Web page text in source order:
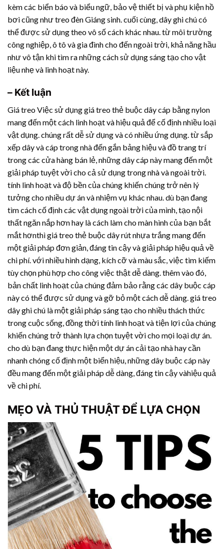
kèm các biển báo và biểu ngữ, bảo vệ thiết bị và phụ kiện hồ
bơi cũng như treo đèn Giáng sinh. cuối cùng, dây ghi chú có
thể được sử dụng theo vô số cách khác nhau. từ môi trường
công nghiệp, ô tô và gia đình cho đến ngoài trời, khả năng hầu
như vô tận khi tìm ra những cách sử dụng sáng tạo cho vật
liệu nhẹ và linh hoạt này.
– Kết luận
Giá treo Việc sử dụng giá treo thẻ buộc dây cáp bằng nylon
mang đến một cách linh hoạt và hiệu quả để cố định nhiều loại
vật dụng. chúng rất dễ sử dụng và có nhiều ứng dụng. từ sắp
xếp dây và cáp trong nhà đến gắn bảng hiệu và đồ trang trí
trong các cửa hàng bán lẻ, những dây cáp này mang đến một
giải pháp tuyệt vời cho cả sử dụng trong nhà và ngoài trời.
tính linh hoạt và độ bền của chúng khiến chúng trở nên lý
tưởng cho nhiều dự án và nhiệm vụ khác nhau. dù bạn đang
tìm cách cố định các vật dụng ngoài trời của mình, tạo nội
thất ngăn nắp hơn hay là cách làm cho màn hình của bạn bắt
mắt hơnthì giá treo thẻ buộc dây rút nhựatrắng mang đến
một giải pháp đơn giản, đáng tin cậy và giải pháp hiệu quả về
chi phí. với nhiều hình dạng, kích cỡ và màu sắc, việc tìm kiếm
tùy chọn phù hợp cho công việc thật dễ dàng. thêm vào đó,
bản chất linh hoạt của chúng đảm bảo rằng các dây buộc cáp
này có thể được sử dụng và gỡ bỏ một cách dễ dàng. giá treo
dây ghi chú là một giải pháp sáng tạo cho nhiều thách thức
trong cuộc sống, đồng thời tính linh hoạt và tiện lợi của chúng
khiến chúng trở thành lựa chọn tuyệt vời cho mọi loại dự án.
cho dù bạn đang thực hiện một dự án cải tạo nhà hay cần
nhanh chóng cố định một biển hiệu, những dây buộc cáp này
đều mang đến một giải pháp dễ dàng, đáng tin cậy vàhiệu quả
về chi phí.
MẸO VÀ THỦ THUẬT ĐỂ LỰA CHỌN